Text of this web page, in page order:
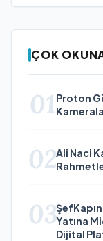
ÇOK
01 Proton
02Ali Naci
03Yatına
Dijital